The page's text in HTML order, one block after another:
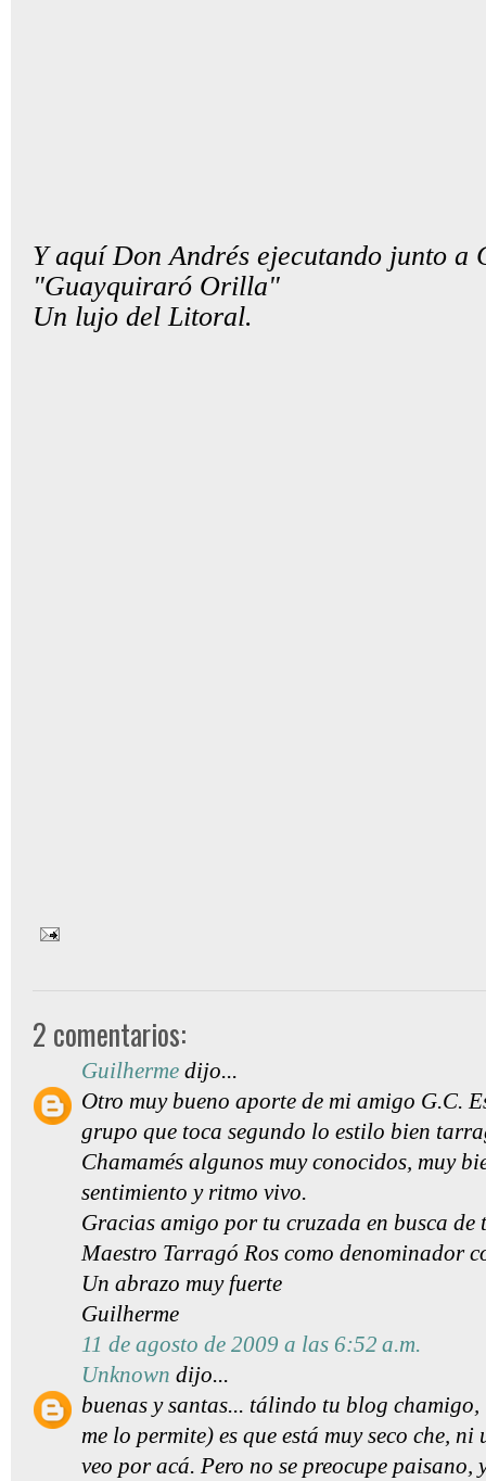
Y aquí Don Andrés ejecutando junto a
"Guayquiraró Orilla"
Un lujo del Litoral.
2 comentarios:
Guilherme dijo...
Otro muy bueno aporte de mi amigo G.C.
grupo que toca segundo lo estilo bien
Chamamés algunos muy conocidos, muy
sentimiento y ritmo vivo.
Gracias amigo por tu cruzada en busca de
Maestro Tarragó Ros como denominador
Un abrazo muy fuerte
Guilherme
11 de agosto de 2009 a las 6:52 a.m.
Unknown dijo...
buenas y santas... tálindo tu blog
me lo permite) es que está muy seco che,
veo por acá. Pero no se preocupe paisano,